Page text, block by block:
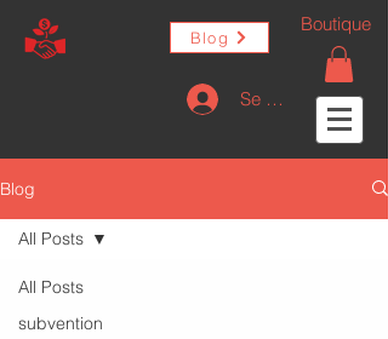
Blog
Se connecter
Boutique
Blog
All Posts
subvention
All Posts